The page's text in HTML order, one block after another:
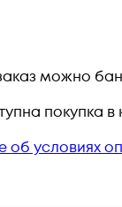
можно
покупка
об условиях